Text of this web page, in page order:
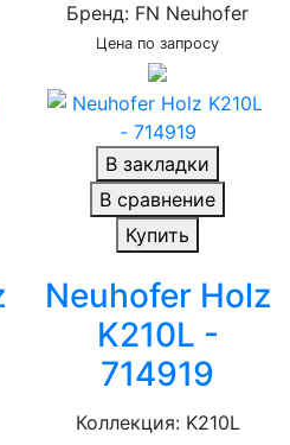
Бренд: FN Neuhofer
Цена по запросу
В закладки
В сравнение
Купить
Neuhofer Holz
K210L -
714919
Коллекция: K210L